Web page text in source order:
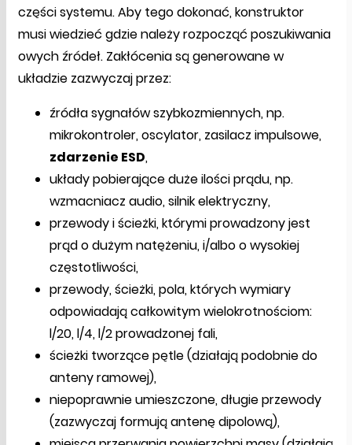
części systemu. Aby tego dokonać, konstruktor
musi wiedzieć gdzie należy rozpocząć poszukiwania
owych źródeł. Zakłócenia są generowane w
układzie zazwyczaj przez:
źródła sygnałów szybkozmiennych, np.
mikrokontroler, oscylator, zasilacz impulsowe,
zdarzenie ESD,
układy pobierające duże ilości prądu, np.
wzmacniacz audio, silnik elektryczny,
przewody i ścieżki, którymi prowadzony jest
prąd o dużym natężeniu, i/albo o wysokiej
częstotliwości,
przewody, ścieżki, pola, których wymiary
odpowiadają całkowitym wielokrotnościom:
l/20, l/4, l/2 prowadzonej fali,
ścieżki tworzące pętle (działają podobnie do
anteny ramowej),
niepoprawnie umieszczone, długie przewody
(zazwyczaj formują antenę dipolową),